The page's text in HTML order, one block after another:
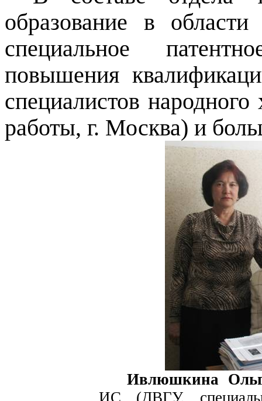
образование в
специальное
повышения
специалистов народного
работы, г. Москва) и
Ивлюшкина
ИС (ДВГУ,